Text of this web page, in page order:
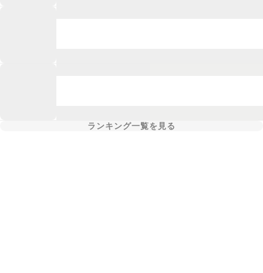
ランキング一覧を見る